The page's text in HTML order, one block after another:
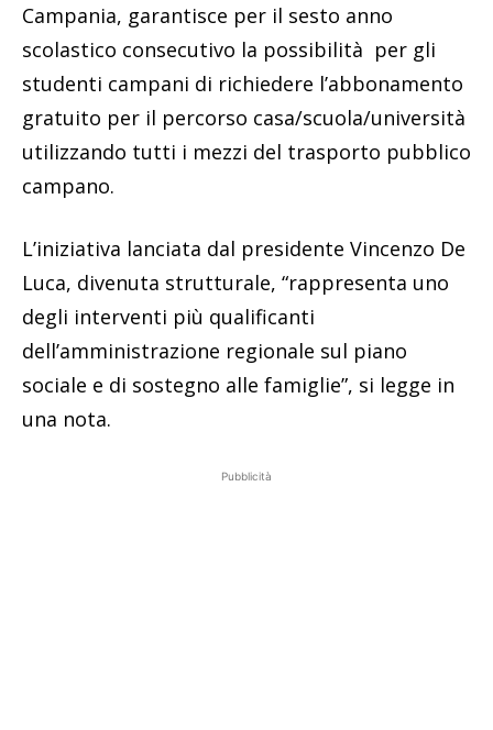
Campania, garantisce per il sesto anno
scolastico consecutivo la possibilità per gli
studenti campani di richiedere l’abbonamento
gratuito per il percorso casa/scuola/università
utilizzando tutti i mezzi del trasporto pubblico
campano.
L’iniziativa lanciata dal presidente Vincenzo De
Luca, divenuta strutturale, “rappresenta uno
degli interventi più qualificanti
dell’amministrazione regionale sul piano
sociale e di sostegno alle famiglie”, si legge in
una nota.
Pubblicità